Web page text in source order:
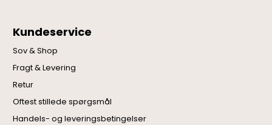
Kundeservice
Sov & Shop
Fragt & Levering
Retur
Oftest stillede spørgsmål
Handels- og leveringsbetingelser